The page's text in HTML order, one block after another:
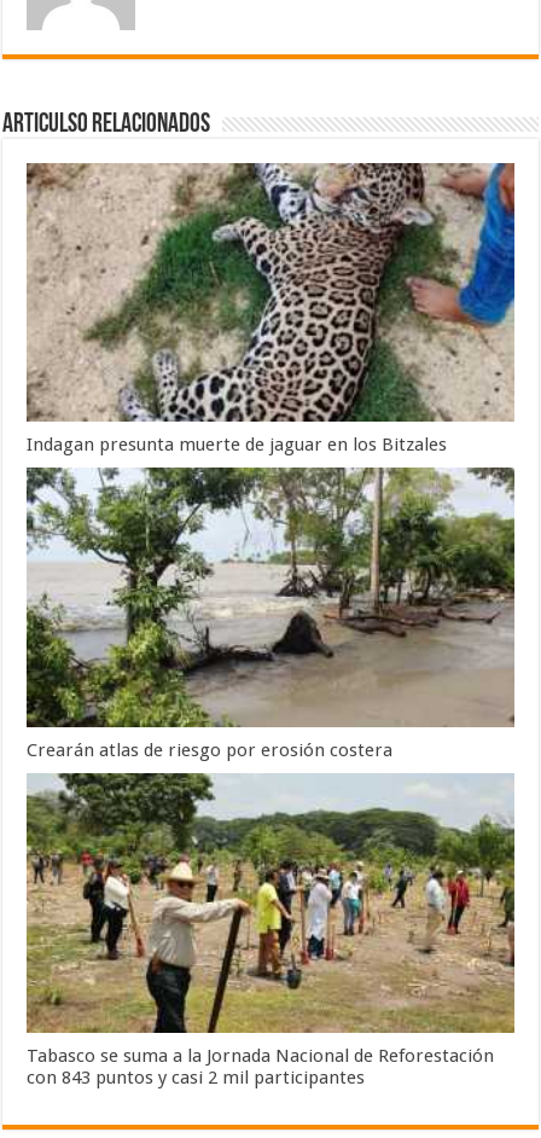
Articulso Relacionados
Indagan presunta muerte de jaguar en los Bitzales
Crearán atlas de riesgo por erosión costera
Tabasco se suma a la Jornada Nacional de Reforestación
con 843 puntos y casi 2 mil participantes